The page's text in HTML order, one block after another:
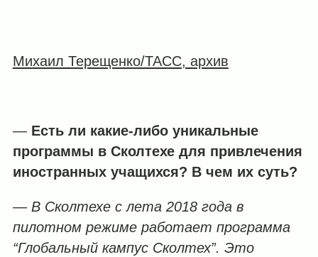
Михаил Терещенко/ТАСС, архив
—Есть ли какие-либо уникальные
программы в Сколтехе для привлечения
иностранных учащихся? В чем их суть?
— В Сколтехе с лета 2018 года в
пилотном режиме работает программа
“Глобальный кампус Сколтех”. Это